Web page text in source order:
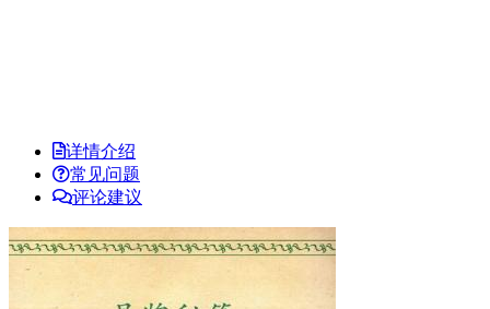
详情介绍
常见问题
评论建议